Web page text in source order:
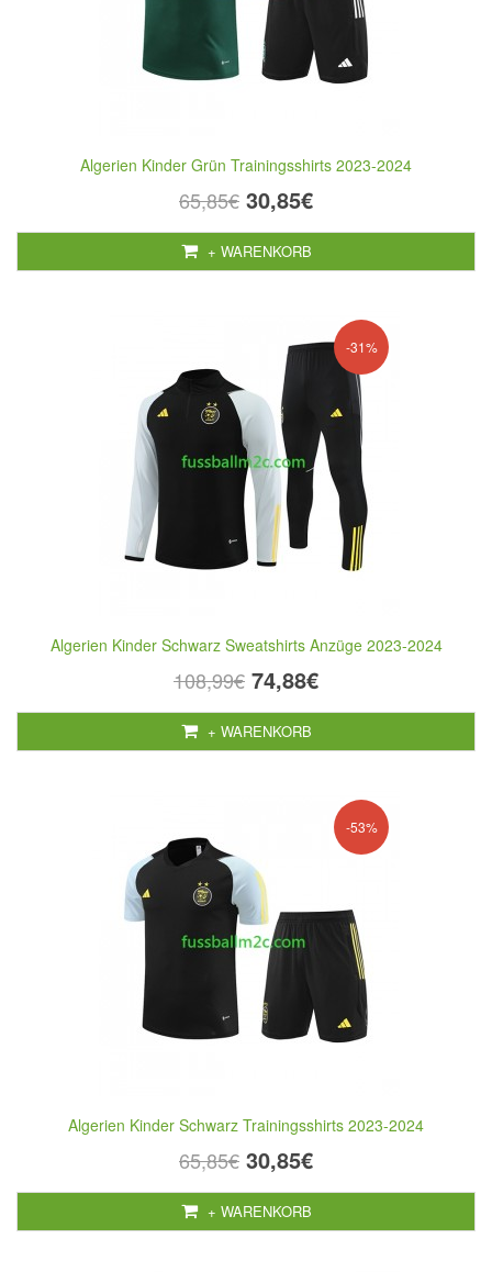
Algerien Kinder Grün Trainingsshirts 2023-2024
65,85€ 30,85€
+ WARENKORB
-31%
Algerien Kinder Schwarz Sweatshirts Anzüge 2023-2024
108,99€ 74,88€
+ WARENKORB
-53%
Algerien Kinder Schwarz Trainingsshirts 2023-2024
65,85€ 30,85€
+ WARENKORB